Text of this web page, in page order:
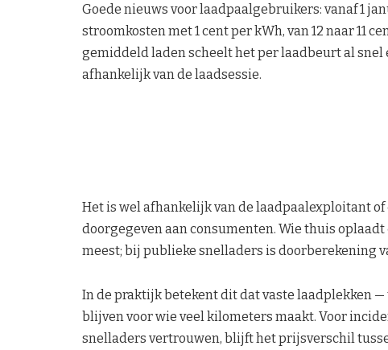
Goede nieuws voor laadpaalgebruikers: vanaf 1
stroomkosten met 1 cent per kWh, van 12 naar 11
gemiddeld laden scheelt het per laadbeurt al
afhankelijk van de laadsessie.
Het is wel afhankelijk van de laadpaalexploitant
doorgegeven aan consumenten. Wie thuis
meest; bij publieke snelladers is doorberekening
In de praktijk betekent dit dat vaste laadplekken
blijven voor wie veel kilometers maakt. Voor
snelladers vertrouwen, blijft het prijsverschil